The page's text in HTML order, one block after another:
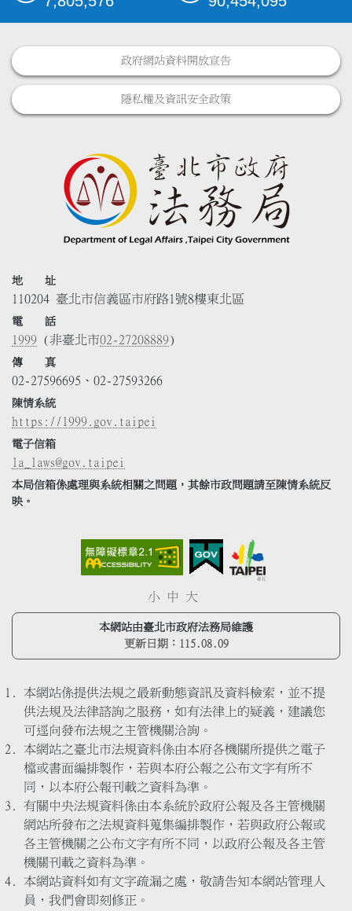
政府網站資料開放宣告
隱私權及資訊安全政策
地 址
110204 臺北市信義區市府路1號8樓東北區
電 話
1999 (非臺北市02-27208889)
傳 真
02-27596695、02-27593266
陳情系統
https://1999.gov.taipei
電子信箱
la_laws@gov.taipei
本局信箱係處理與系統相關之問題，其餘市政問題請至陳情系統反
映。
小 中 大
本網站由臺北市政府法務局維護
更新日期： 115.08.09
本網站係提供法規之最新動態資訊及資料檢索，並不提
供法規及法律諮詢之服務，如有法律上的疑義，建議您
可逕向發布法規之主管機關洽詢。
本網站之臺北市法規資料係由本府各機關所提供之電子
檔或書面編排製作，若與本府公報之公布文字有所不
同，以本府公報刊載之資料為準。
有關中央法規資料係由本系統於政府公報及各主管機關
網站所發布之法規資料蒐集編排製作，若與政府公報或
各主管機關之公布文字有所不同，以政府公報及各主管
機關刊載之資料為準。
本網站資料如有文字疏漏之處，敬請告知本網站管理人
員，我們會即刻修正。